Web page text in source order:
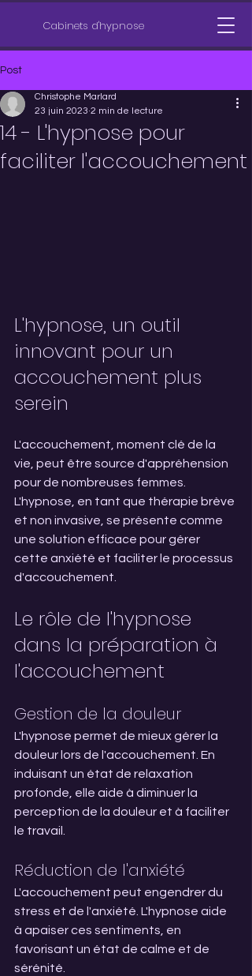
Cabinets d'hypnose
Post
14 - L'hypnose pour
faciliter l'accouchement
Christophe Marlard
23 juin 2023 2 min de lecture
L'hypnose, un outil
innovant pour un
accouchement plus
serein
L'accouchement, moment clé de la
vie, peut être source d'appréhension
pour de nombreuses femmes.
L'hypnose, en tant que thérapie brève
et non invasive, se présente comme
une solution efficace pour gérer
cette anxiété et faciliter le processus
d'accouchement.
Le rôle de l'hypnose
dans la préparation à
l'accouchement
Gestion de la douleur
L'hypnose permet de mieux gérer la
douleur lors de l'accouchement. En
induisant un état de relaxation
profonde, elle aide à diminuer la
perception de la douleur et à faciliter
le travail.
Réduction de l'anxiété
L'accouchement peut engendrer du
stress et de l'anxiété. L'hypnose aide
à apaiser ces sentiments, en
favorisant un état de calme et de
sérénité.